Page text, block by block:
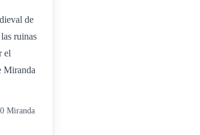
de
ruinas
el
Miranda
Miranda